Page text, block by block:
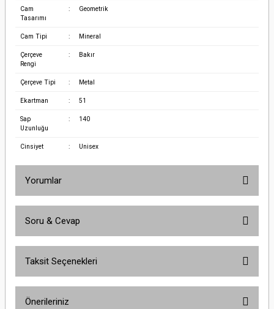
Cam
Tasarımı
: Geometrik
Cam Tipi : Mineral
Çerçeve
Rengi
: Bakır
Çerçeve Tipi : Metal
Ekartman : 51
Sap
Uzunluğu
: 140
Cinsiyet : Unisex
Yorumlar
Soru & Cevap
Taksit Seçenekleri
Önerileriniz